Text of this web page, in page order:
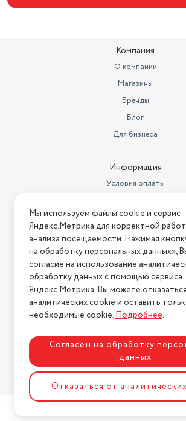
Компания
О компании
Магазины
Бренды
Блог
Для бизнеса
Информация
Условия оплаты
Условия возврата
Нашли ошибку на сайте?
2026 © Интернет-магазин "АстМаркет". У
Политика
Разработка сайта
Мы используем файлы cookie и сервис
Яндекс.Метрика для корректной
анализа посещаемости. Нажимая
на обработку персональных данных»,
согласие на использование
обработку данных с помощью сервиса
Яндекс.Метрика. Вы можете
аналитических cookie и оставить
необходимые cookie.Подробнее.
Согласен на обработку
данных
Отказаться от